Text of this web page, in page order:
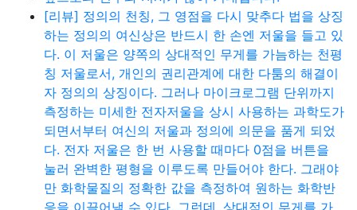
[리뷰] 정의의 천칭, 그 영점을 다시 맞추다 법을 상징
하는 정의의 여신상은 반드시 한 손엔 저울을 들고 있
다. 이 저울은 양쪽의 상대적인 무게를 가늠하는 천평
칭 저울로서, 개인의 권리관계에 대한 다툼의 해결이
자 정의의 상징이다. 그러나 마이크로그램 단위까지
측정하는 미세한 전자저울을 상시 사용하는 과학도가
되면서부터 여신의 저울과 정의에 의문을 품게 되었
다. 전자 저울은 한 번 사용할 때마다 0점을 버튼을
눌러 완벽한 평형을 이루도록 만들어야 한다. 그래야
만 화학물질의 정확한 값을 측정하여 원하는 화학반
응을 이끌어낼 수 있다. 그런데, 상대적인 무게를 가